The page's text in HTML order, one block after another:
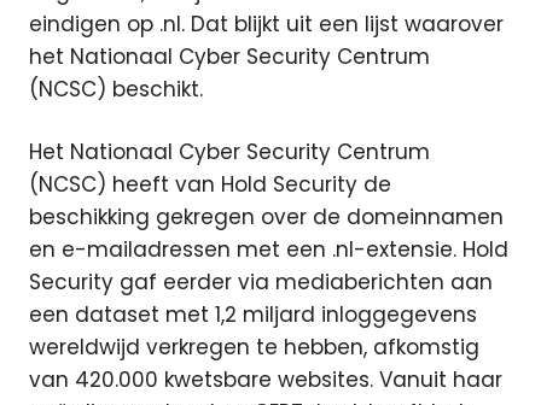
eindigen op .nl. Dat blijkt uit een lijst waarover
het Nationaal Cyber Security Centrum
(NCSC) beschikt.
Het Nationaal Cyber Security Centrum
(NCSC) heeft van Hold Security de
beschikking gekregen over de domeinnamen
en e-mailadressen met een .nl-extensie. Hold
Security gaf eerder via mediaberichten aan
een dataset met 1,2 miljard inloggegevens
wereldwijd verkregen te hebben, afkomstig
van 420.000 kwetsbare websites. Vanuit haar